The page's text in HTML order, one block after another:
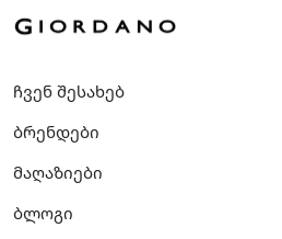
ჩვენ შესახებ
ბრენდები
მაღაზიები
ბლოგი